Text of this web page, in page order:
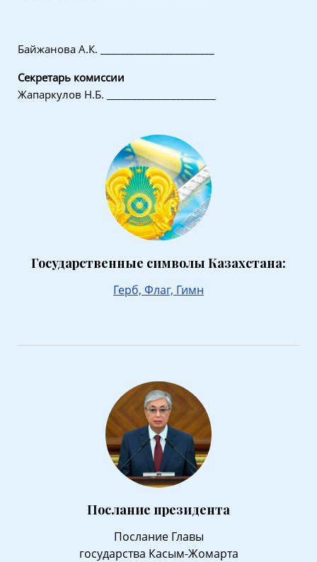
Байжанова А.К. _______________________
Секретарь комиссии
Жапаркулов Н.Б. ______________________
Государственные символы Казахстана:
Герб, Флаг, Гимн
Послание президента
Послание Главы
государства Касым-Жомарта